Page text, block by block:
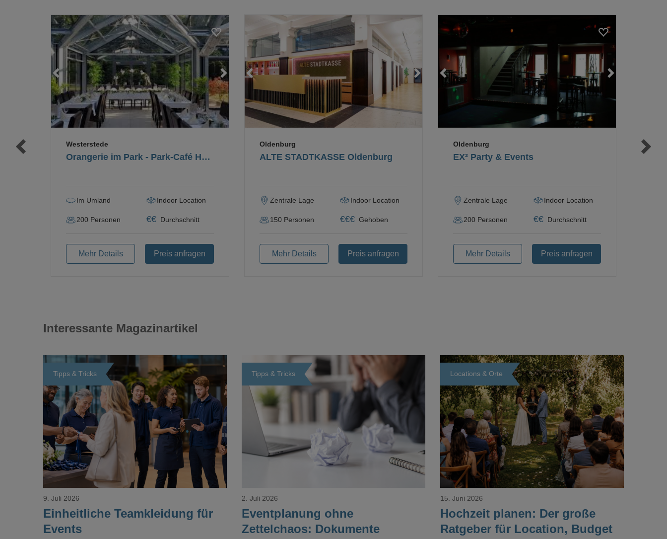
Loading... Loading...
Orangerie im Park - Park-Café Hobbie
Westerstede
Im Umland Indoor Location
200 Personen €€ Durchschnitt
Mehr Details Preis anfragen
Loading... Loading...
ALTE STADTKASSE Oldenburg
Oldenburg
Zentrale Lage Indoor Location
150 Personen €€€ Gehoben
Mehr Details Preis anfragen
Loading...
EX² Party & Events
Oldenburg
Zentrale Lage Indoor Location
200 Personen €€ Durchschnitt
Mehr Details Preis anfragen
Interessante Magazinartikel
Tipps & Tricks
Loading...
Einheitliche Teamkleidung für
Events
9. Juli 2026
Tipps & Tricks
Loading...
Eventplanung ohne
Zettelchaos: Dokumente
2. Juli 2026
Locations & Orte
Loading...
Hochzeit planen: Der große
Ratgeber für Location, Budget
15. Juni 2026